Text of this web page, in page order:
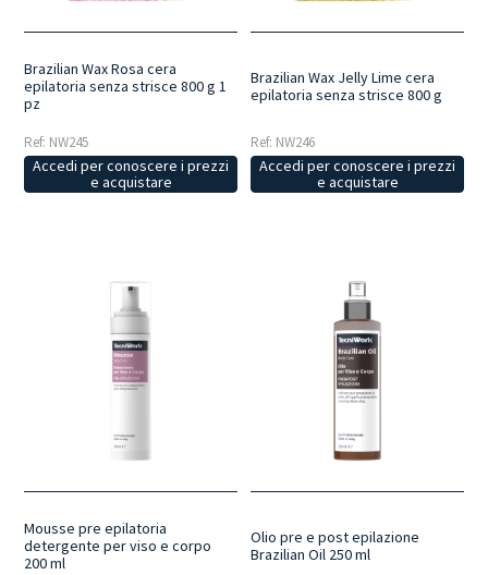
Brazilian Wax Rosa cera
epilatoria senza strisce 800 g 1
pz
Ref: NW245
Accedi per conoscere i prezzi
e acquistare
Brazilian Wax Jelly Lime cera
epilatoria senza strisce 800 g
Ref: NW246
Accedi per conoscere i prezzi
e acquistare
Mousse pre epilatoria
detergente per viso e corpo
200 ml
Olio pre e post epilazione
Brazilian Oil 250 ml